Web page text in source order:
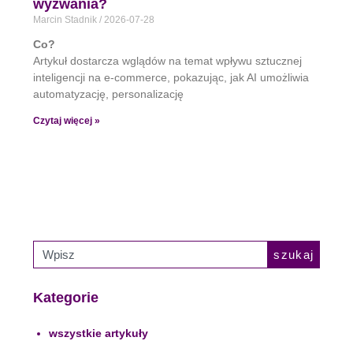
wyzwania?
Marcin Stadnik 2026-07-28
Co?
Artykuł dostarcza wglądów na temat wpływu sztucznej
inteligencji na e-commerce, pokazując, jak AI umożliwia
automatyzację, personalizację
Czytaj więcej »
szukaj
Kategorie
wszystkie artykuły